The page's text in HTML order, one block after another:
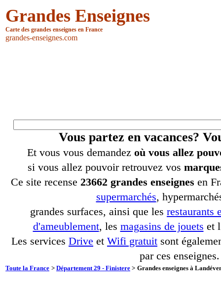
Grandes Enseignes
Carte des grandes enseignes en France
grandes-enseignes.com
Vous partez en vacances?
Et vous vous demandez où vous allez
si vous allez pouvoir retrouvez vos
Ce site recense 23662 grandes enseignes en
supermarchés,
grandes surfaces, ainsi que les restaurants
d'ameublement, les magasins de jouets et
Les services Drive et Wifi gratuit sont
par ces enseignes.
Toute la France > Département 29 - Finistere > Grandes enseignes à